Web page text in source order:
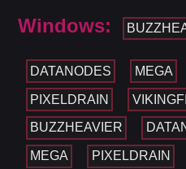
Windows:
DATANODES MEGA
PIXELDRAIN
BUZZHEAVIER
MEGA PIXELDRAIN